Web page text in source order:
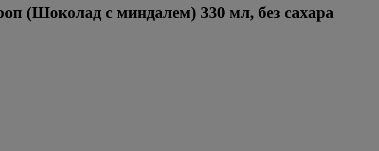
(Шоколад с миндалем) 330 мл, без сахара